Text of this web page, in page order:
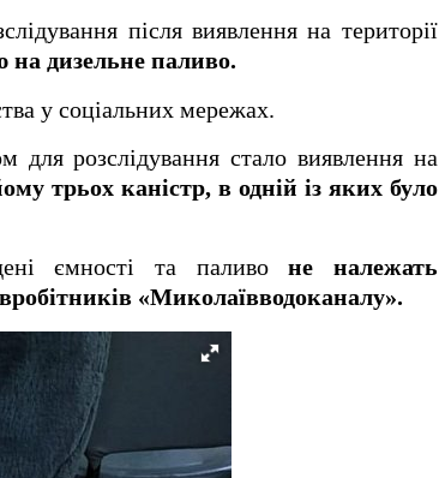
після виявлення на території
на дизельне паливо.
у соціальних мережах.
для розслідування стало виявлення на
трьох каністр, в одній із яких було
ємності та паливоне належать
«Миколаївводоканалу».